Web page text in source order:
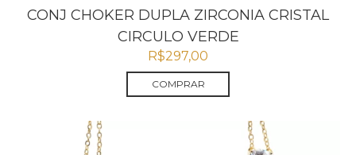
CONJ CHOKER DUPLA ZIRCONIA CRISTAL
CIRCULO VERDE
R$297,00
COMPRAR